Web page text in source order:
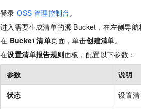
登录OSS 管理控制台 。
进入需要生成清单的源 Bucket，在左侧导航
在 Bucket 清单页面，单击创建清单。
在设置清单报告规则面板， 配置以下参数：
参数 说明
状态 设置